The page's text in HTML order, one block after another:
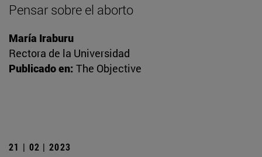
Pensar sobre el aborto
María Iraburu
Rectora de la Universidad
Publicado en: The Objective
21 | 02 | 2023